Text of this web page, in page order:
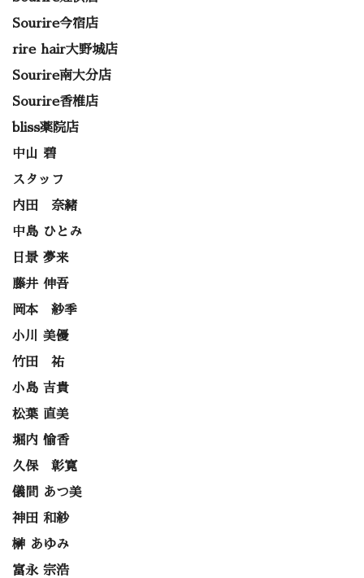
Sourire今宿店
rire hair大野城店
Sourire南大分店
Sourire香椎店
bliss薬院店
中山 碧
スタッフ
内田 奈緒
中島 ひとみ
日景 夢来
藤井 伸吾
岡本 紗季
小川 美優
竹田 祐
小島 吉貴
松葉 直美
堀内 愉香
久保 彰寛
儀間 あつ美
神田 和紗
榊 あゆみ
富永 宗浩